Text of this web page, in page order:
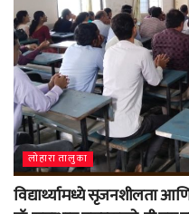
लोहारा तालुका
विद्यार्थ्यामध्ये सृजनशीलता